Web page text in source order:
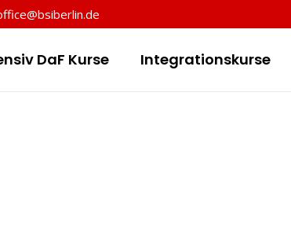
DaF Kurse Integrationskurse